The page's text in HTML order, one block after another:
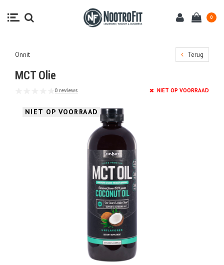
0
Onnit Terug
MCT Olie
0 reviews NIET OP VOORRAAD
NIET OP VOORRAAD